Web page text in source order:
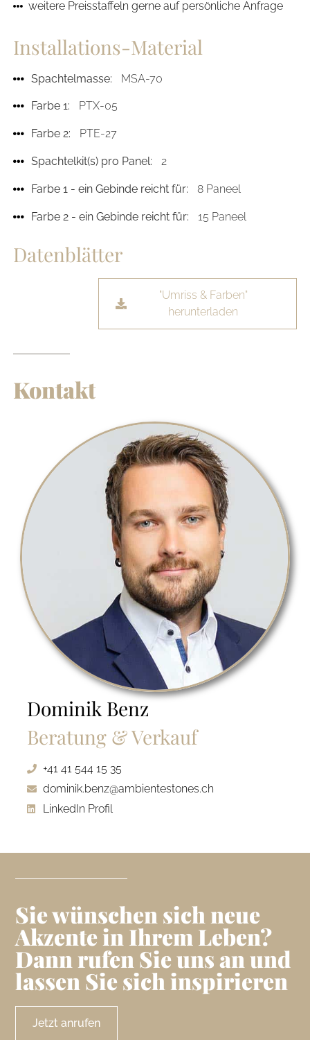
weitere Preisstaffeln gerne auf persönliche Anfrage
Installations-Material
Spachtelmasse: MSA-70
Farbe 1: PTX-05
Farbe 2: PTE-27
Spachtelkit(s) pro Panel: 2
Farbe 1 - ein Gebinde reicht für: 8 Paneel
Farbe 2 - ein Gebinde reicht für: 15 Paneel
Datenblätter
"Umriss & Farben"
herunterladen
Kontakt
Dominik Benz
Beratung & Verkauf
+41 41 544 15 35
dominik.benz@ambientestones.ch
LinkedIn Profil
Sie wünschen sich neue
Akzente in Ihrem Leben?
Dann rufen Sie uns an und
lassen Sie sich inspirieren
Jetzt anrufen